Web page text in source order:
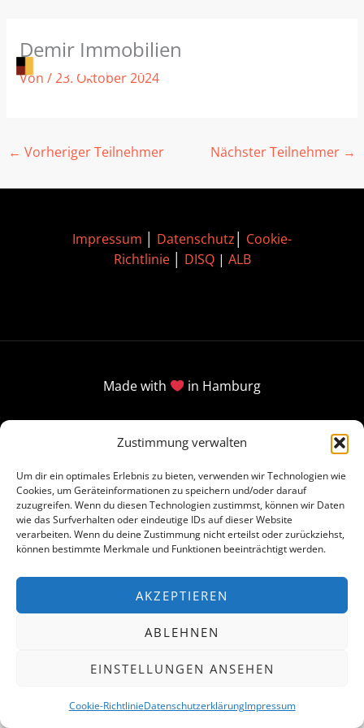
Zustimmung verwalten
Um dir ein optimales Erlebnis zu bieten, verwenden wir Technologien wie
Cookies, um Geräteinformationen zu speichern und/oder darauf
zuzugreifen. Wenn du diesen Technologien zustimmst, können wir Daten
wie das Surfverhalten oder eindeutige IDs auf dieser Website
verarbeiten. Wenn du deine Zustimmung nicht erteilst oder zurückziehst,
können bestimmte Merkmale und Funktionen beeinträchtigt werden.
AKZEPTIEREN
ABLEHNEN
EINSTELLUNGEN ANSEHEN
Cookie-RichtlinieDatenschutzerklärungImpressum
Inhalt
springen
Demir Immobilien
Von /23. Oktober 2024
← Vorheriger Teilnehmer Nächster Teilnehmer →
Impressum Datenschutz
Cookie-
Richtlinie│ DISQ| ALB
Made with in Hamburg